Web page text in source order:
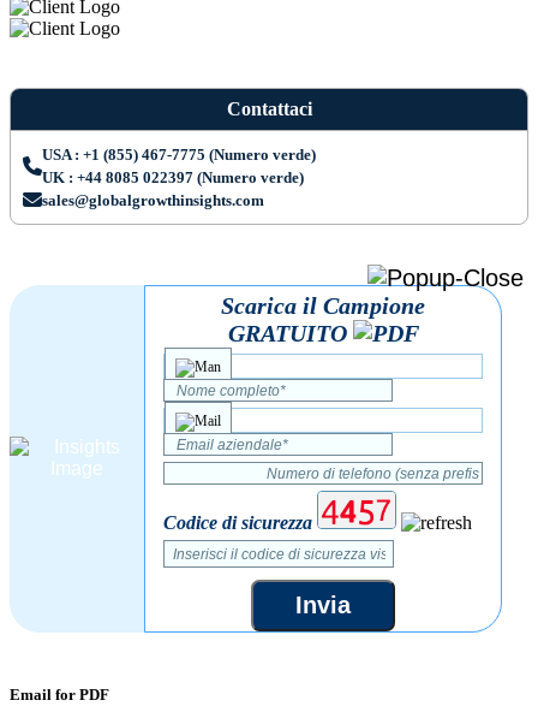
Contattaci
USA : +1 (855) 467-7775 (Numero verde)
UK : +44 8085 022397 (Numero verde)
sales@globalgrowthinsights.com
Scarica il Campione
GRATUITO
Codice di sicurezza
Invia
Email for PDF